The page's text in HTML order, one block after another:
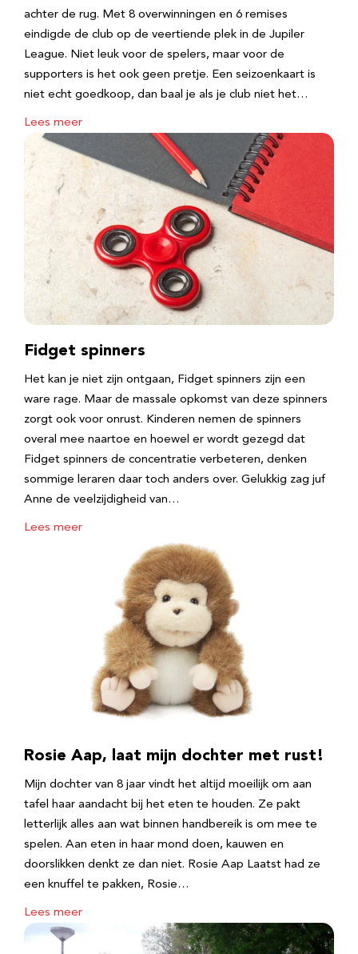
achter de rug. Met 8 overwinningen en 6 remises
eindigde de club op de veertiende plek in de Jupiler
League. Niet leuk voor de spelers, maar voor de
supporters is het ook geen pretje. Een seizoenkaart is
niet echt goedkoop, dan baal je als je club niet het…
Lees meer
Fidget spinners
Het kan je niet zijn ontgaan, Fidget spinners zijn een
ware rage. Maar de massale opkomst van deze spinners
zorgt ook voor onrust. Kinderen nemen de spinners
overal mee naartoe en hoewel er wordt gezegd dat
Fidget spinners de concentratie verbeteren, denken
sommige leraren daar toch anders over. Gelukkig zag juf
Anne de veelzijdigheid van…
Lees meer
Rosie Aap, laat mijn dochter met rust!
Mijn dochter van 8 jaar vindt het altijd moeilijk om aan
tafel haar aandacht bij het eten te houden. Ze pakt
letterlijk alles aan wat binnen handbereik is om mee te
spelen. Aan eten in haar mond doen, kauwen en
doorslikken denkt ze dan niet. Rosie Aap Laatst had ze
een knuffel te pakken, Rosie…
Lees meer